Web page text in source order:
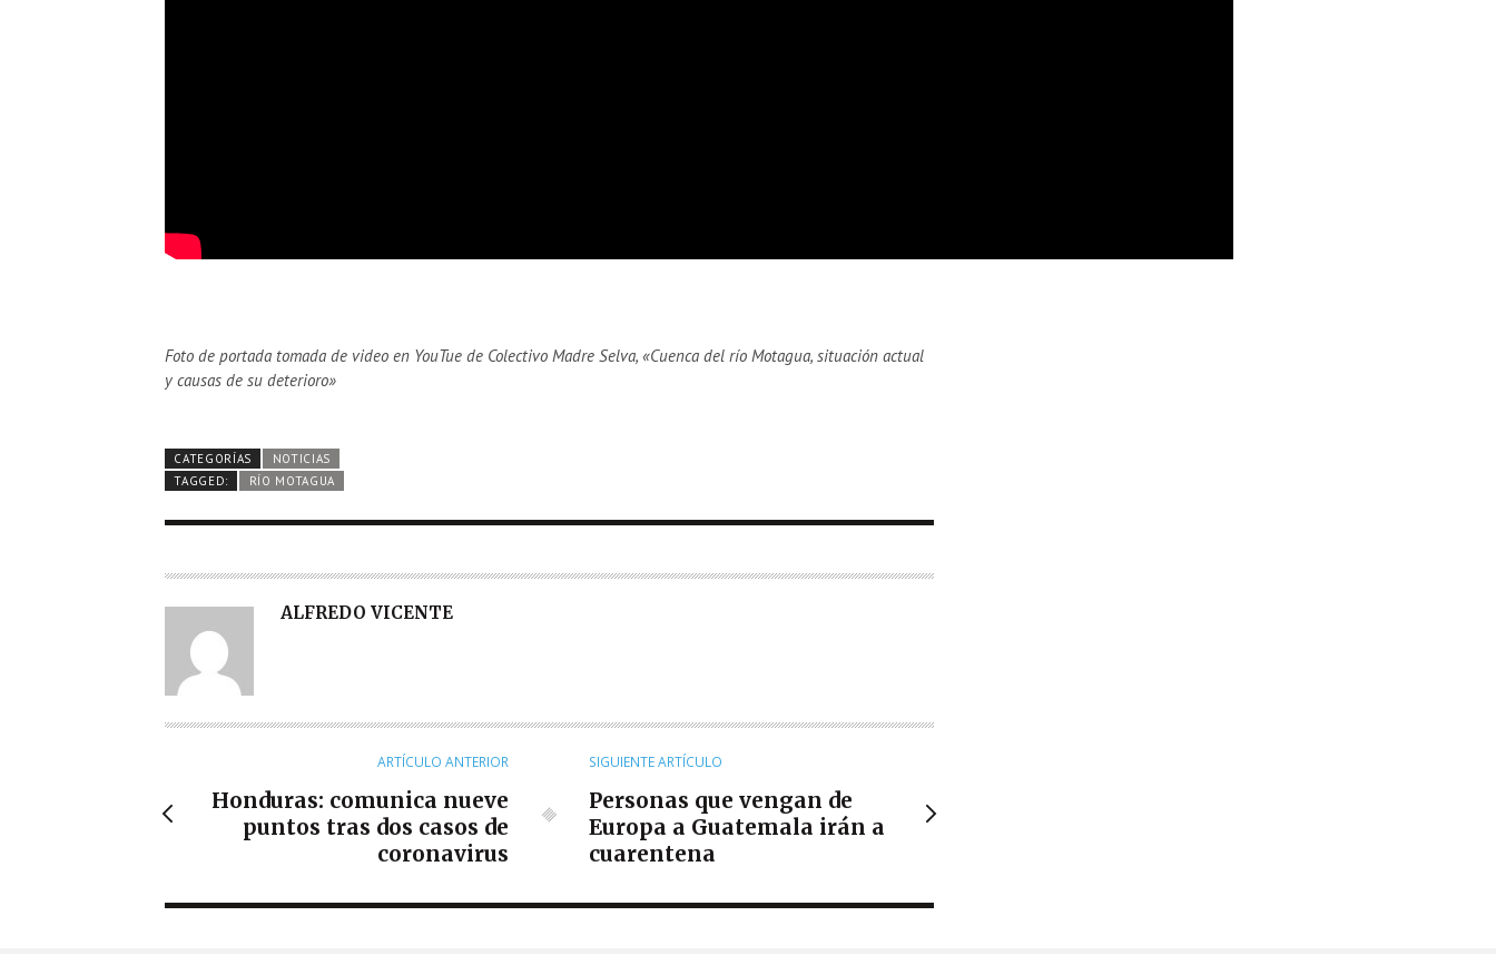
Foto de portada tomada de video en YouTue de Colectivo Madre Selva, «Cuenca del río Motagua, situación actual
y causas de su deterioro»
CATEGORÍAS
NOTICIAS
TAGGED:
RÍO MOTAGUA
A
R
ALFREDO VICENTE
ARTÍCULO ANTERIOR
Honduras: comunica nueve
puntos tras dos casos de
coronavirus
SIGUIENTE ARTÍCULO
Personas que vengan de
Europa a Guatemala irán a
cuarentena